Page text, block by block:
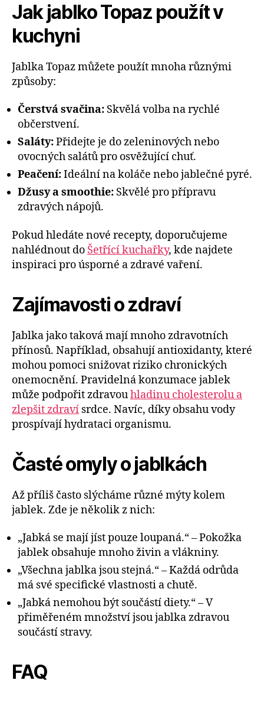
Jak jablko Topaz použít v
kuchyni
Jablka Topaz můžete použít mnoha různými
způsoby:
Čerstvá svačina: Skvělá volba na rychlé
občerstvení.
Saláty:Přidejte je do zeleninových nebo
ovocných salátů pro osvěžující chuť.
Peačení:Ideální na koláče nebo jablečné pyré.
Džusy a smoothie: Skvělé pro přípravu
zdravých nápojů.
Pokud hledáte nové recepty, doporučujeme
nahlédnout do Šetřící kuchařky, kde najdete
inspiraci pro úsporné a zdravé vaření.
Zajímavosti o zdraví
Jablka jako taková mají mnoho zdravotních
přínosů. Například, obsahují antioxidanty, které
mohou pomoci snižovat riziko chronických
onemocnění. Pravidelná konzumace jablek
může podpořit zdravouhladinu cholesterolu a
zlepšit zdraví srdce. Navíc, díky obsahu vody
prospívají hydrataci organismu.
Časté omyly o jablkách
Až příliš často slýcháme různé mýty kolem
jablek. Zde je několik z nich:
„Jabká se mají jíst pouze loupaná.“ – Pokožka
jablek obsahuje mnoho živin a vlákniny.
„Všechna jablka jsou stejná.“ – Každá odrůda
má své specifické vlastnosti a chutě.
„Jabká nemohou být součástí diety.“ – V
přiměřeném množství jsou jablka zdravou
součástí stravy.
FAQ